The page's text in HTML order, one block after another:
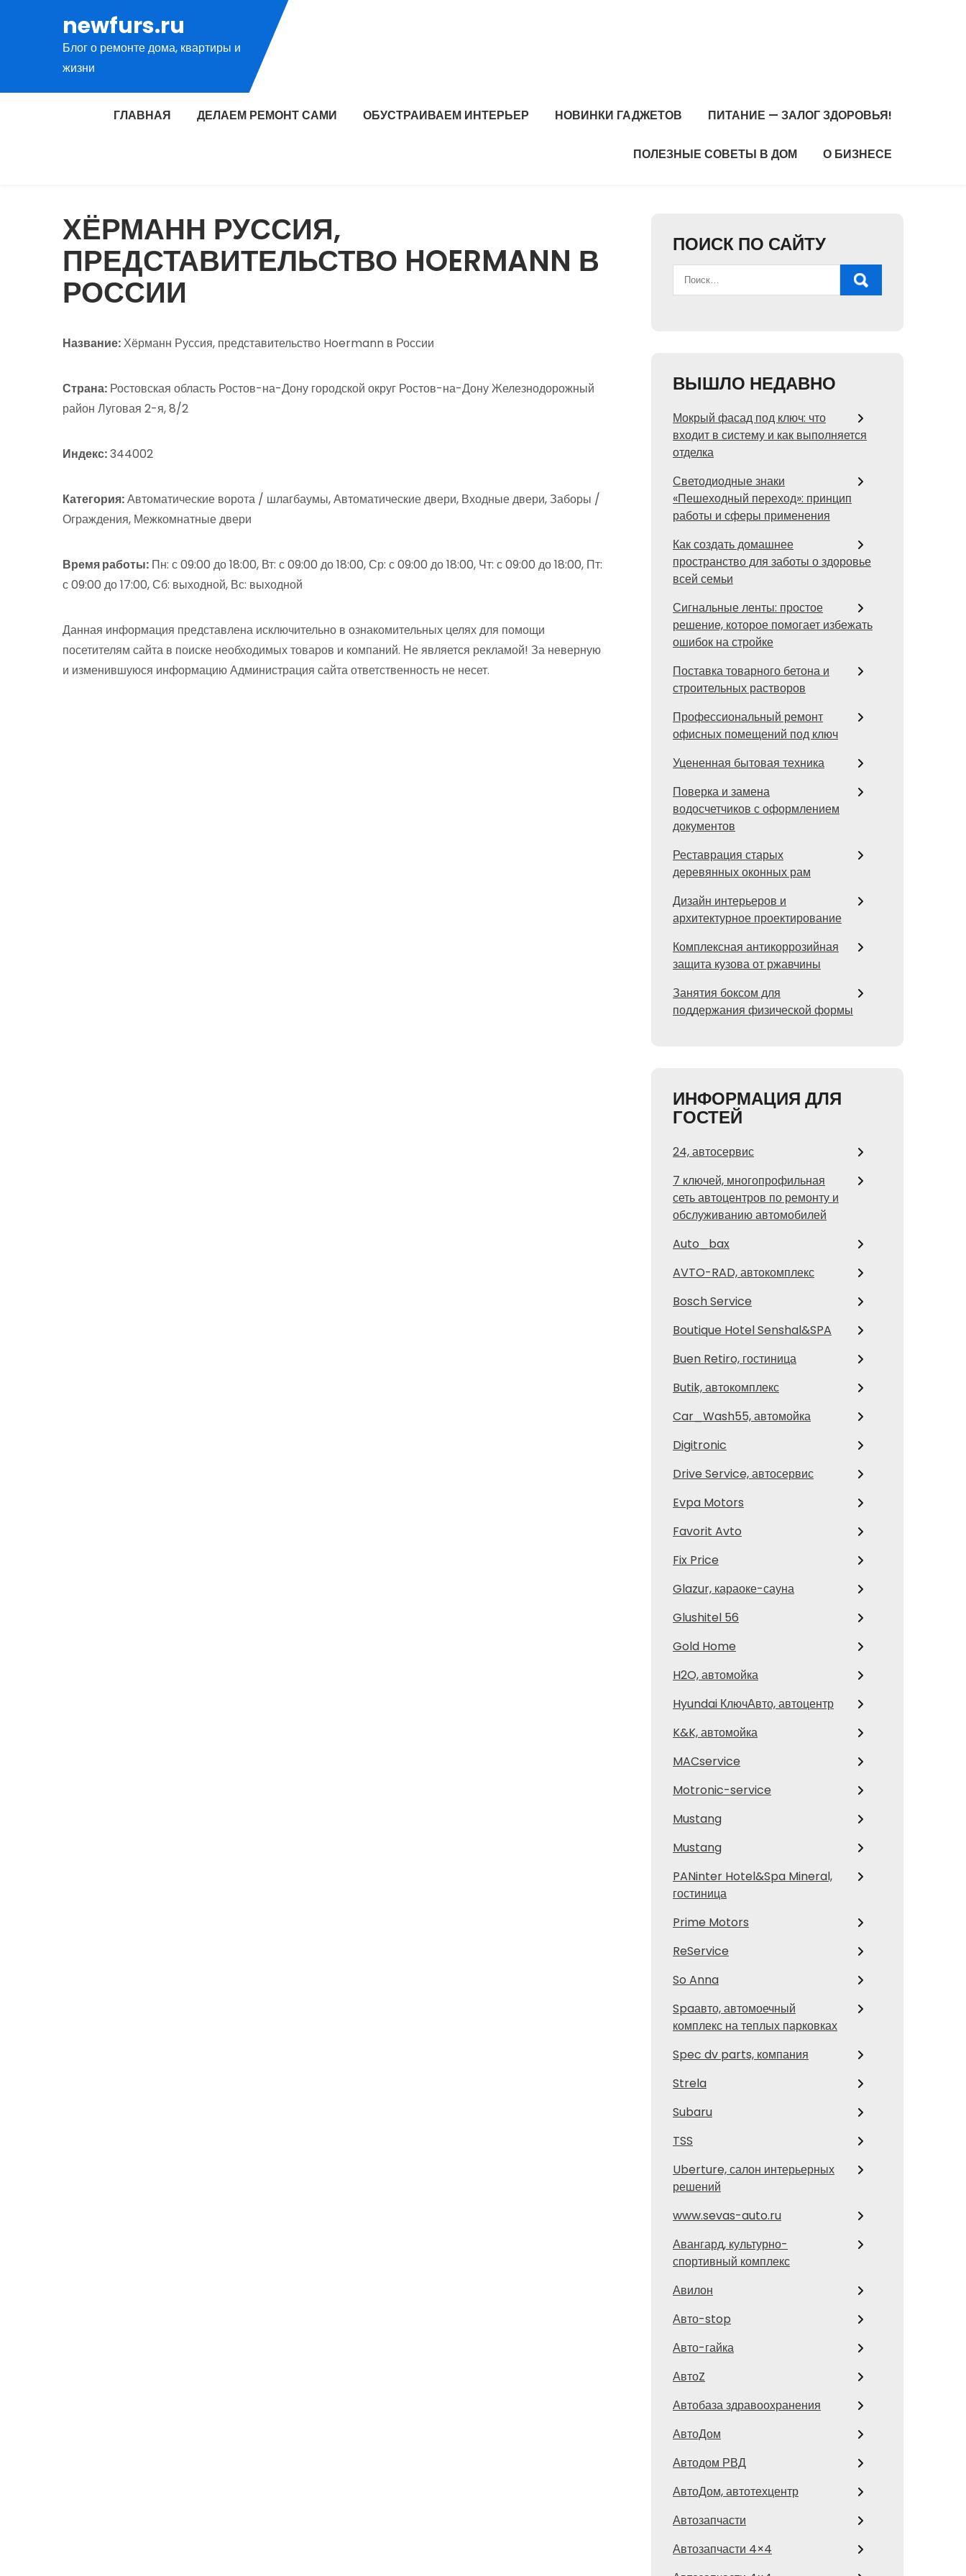
содержимому
newfurs.ru
Блог о ремонте дома, квартиры и
жизни
ГЛАВНАЯ ДЕЛАЕМ РЕМОНТ САМИ ОБУСТРАИВАЕМ ИНТЕРЬЕР НОВИНКИ ГАДЖЕТОВ ПИТАНИЕ — ЗАЛОГ ЗДОРОВЬЯ!
ПОЛЕЗНЫЕ СОВЕТЫ В ДОМ О БИЗНЕСЕ
ХЁРМАНН РУССИЯ,
ПРЕДСТАВИТЕЛЬСТВО HOERMANN В
РОССИИ
Название:Хёрманн Руссия, представительство Hoermann в России
Страна: Ростовская область Ростов-на-Дону городской округ Ростов-на-Дону Железнодорожный
район Луговая 2-я, 8/2
Индекс:344002
Категория:Автоматические ворота / шлагбаумы, Автоматические двери, Входные двери, Заборы /
Ограждения, Межкомнатные двери
Время работы: Пн: с 09:00 до 18:00, Вт: с 09:00 до 18:00, Ср: с 09:00 до 18:00, Чт: с 09:00 до 18:00, Пт:
с 09:00 до 17:00, Сб: выходной, Вс: выходной
Данная информация представлена исключительно в ознакомительных целях для помощи
посетителям сайта в поиске необходимых товаров и компаний. Не является рекламой! За неверную
и изменившуюся информацию Администрация сайта ответственность не несет.
ПОИСК ПО САЙТУ
ВЫШЛО НЕДАВНО
Мокрый фасад под ключ: что
входит в систему и как выполняется
отделка
Светодиодные знаки
«Пешеходный переход»: принцип
работы и сферы применения
Как создать домашнее
пространство для заботы о здоровье
всей семьи
Сигнальные ленты: простое
решение, которое помогает избежать
ошибок на стройке
Поставка товарного бетона и
строительных растворов
Профессиональный ремонт
офисных помещений под ключ
Уцененная бытовая техника
Поверка и замена
водосчетчиков с оформлением
документов
Реставрация старых
деревянных оконных рам
Дизайн интерьеров и
архитектурное проектирование
Комплексная антикоррозийная
защита кузова от ржавчины
Занятия боксом для
поддержания физической формы
ИНФОРМАЦИЯ ДЛЯ
ГОСТЕЙ
24, автосервис
7 ключей, многопрофильная
сеть автоцентров по ремонту и
обслуживанию автомобилей
Auto_bax
AVTO-RAD, автокомплекс
Bosch Service
Boutique Hotel Senshal&SPA
Buen Retiro, гостиница
Butik, автокомплекс
Car_Wash55, автомойка
Digitronic
Drive Service, автосервис
Evpa Motors
Favorit Avto
Fix Price
Glazur, караоке-сауна
Glushitel 56
Gold Home
H2O, автомойка
Hyundai КлючАвто, автоцентр
K&K, автомойка
MACservice
Motronic-service
Mustang
Mustang
PANinter Hotel&Spa Mineral,
гостиница
Prime Motors
ReService
So Anna
Spaавто, автомоечный
комплекс на теплых парковках
Spec dv parts, компания
Strela
Subaru
TSS
Uberture, салон интерьерных
решений
www.sevas-auto.ru
Авангард, культурно-
спортивный комплекс
Авилон
Авто-stop
Авто-гайка
АвтоZ
Автобаза здравоохранения
АвтоДом
Автодом РВД
АвтоДом, автотехцентр
Автозапчасти
Автозапчасти 4×4